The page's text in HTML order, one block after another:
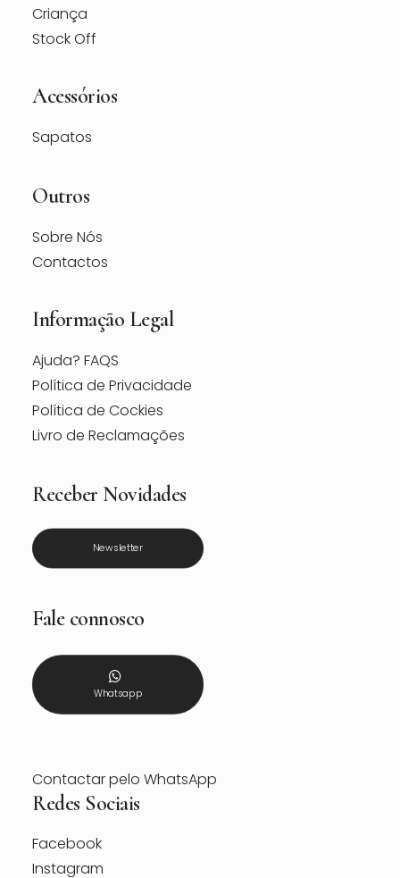
Criança
Stock Off
Acessórios
Sapatos
Outros
Sobre Nós
Contactos
Informação Legal
Ajuda? FAQS
Política de Privacidade
Política de Cockies
Livro de Reclamações
Receber Novidades
Newsletter
Fale connosco
Whatsapp
Contactar pelo WhatsApp
Redes Sociais
Facebook
Instagram